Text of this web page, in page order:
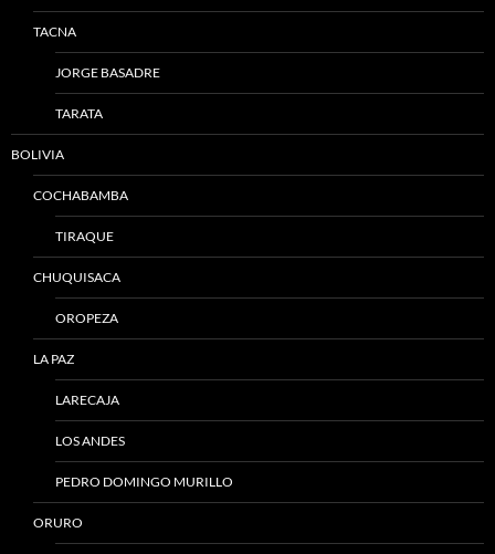
TACNA
JORGE BASADRE
TARATA
BOLIVIA
COCHABAMBA
TIRAQUE
CHUQUISACA
OROPEZA
LA PAZ
LARECAJA
LOS ANDES
PEDRO DOMINGO MURILLO
ORURO